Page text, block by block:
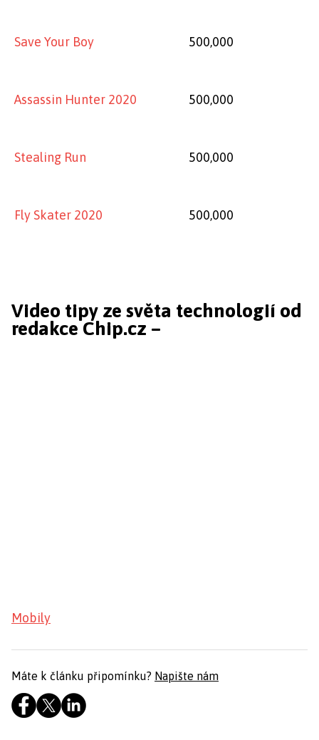
Save Your Boy 500,000
Assassin Hunter 2020 500,000
Stealing Run 500,000
Fly Skater 2020 500,000
Video tipy ze světa technologií od
redakce Chip.cz –
Mobily
Máte k článku připomínku? Napište nám